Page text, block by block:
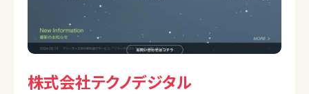
株式会社テクノデジタル